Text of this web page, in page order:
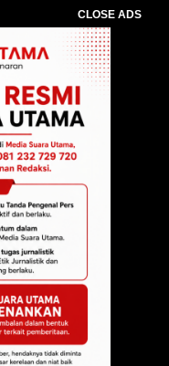
CLOSE ADS